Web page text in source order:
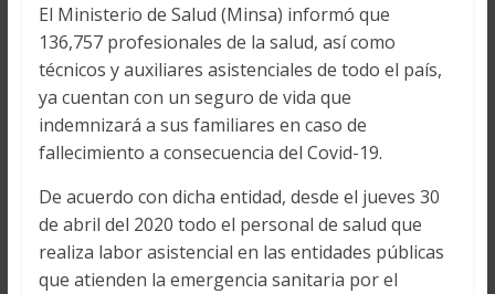
El Ministerio de Salud (Minsa) informó que
136,757 profesionales de la salud, así como
técnicos y auxiliares asistenciales de todo el país,
ya cuentan con un seguro de vida que
indemnizará a sus familiares en caso de
fallecimiento a consecuencia del Covid-19.
De acuerdo con dicha entidad, desde el jueves 30
de abril del 2020 todo el personal de salud que
realiza labor asistencial en las entidades públicas
que atienden la emergencia sanitaria por el